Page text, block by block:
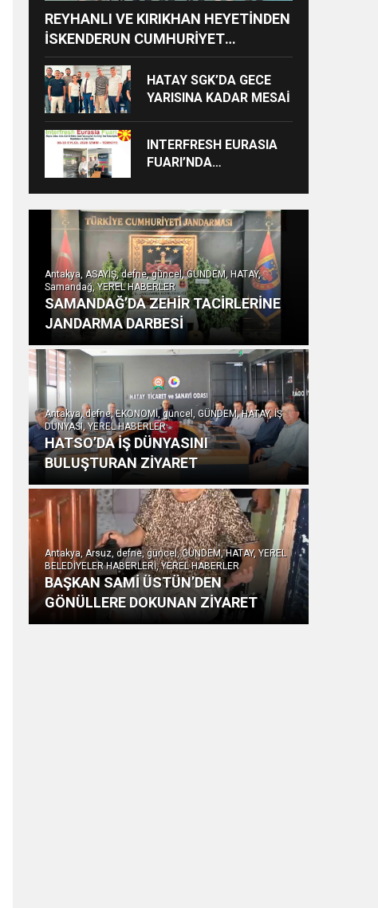
REYHANLI VE KIRIKHAN HEYETİNDEN
İSKENDERUN CUMHURİYET
BAŞSAVCILIĞINA ZİYARET
HATAY SGK’DA GECE
YARISINA KADAR MESAİ
INTERFRESH EURASIA
FUARI’NDA
BİRLİKLERİ İÇİN GERİ
SAYIM BAŞLADI
Antakya, ASAYİŞ, defne, güncel, GÜNDEM, HATAY,
Samandağ, YEREL HABERLER
SAMANDAĞ’DA ZEHİR TACİRLERİNE
JANDARMA DARBESİ
Antakya, defne, EKONOMİ, güncel, GÜNDEM, HATAY, İŞ
DÜNYASI, YEREL HABERLER
HATSO’DA İŞ DÜNYASINI
BULUŞTURAN ZİYARET
Antakya, Arsuz, defne, güncel, GÜNDEM, HATAY, YEREL
BELEDİYELER HABERLERİ, YEREL HABERLER
BAŞKAN SAMİ ÜSTÜN’DEN
GÖNÜLLERE DOKUNAN ZİYARET